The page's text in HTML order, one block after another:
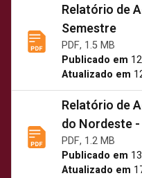
Relatório de
Semestre
PDF, 1.5 MB
Publicado em
Atualizado em
Relatório de
do Nordeste -
PDF, 1.2 MB
Publicado em
Atualizado em